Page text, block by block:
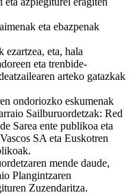
eta ebazpenak
eta, hala
eta trenbide-
arteko gatazkak
ondoriozko eskumenak
Sailburuordetzak: Red
Sarea ente publikoa eta
SA eta Euskotren
mende daude,
Plangintzaren
Zuzendaritza.